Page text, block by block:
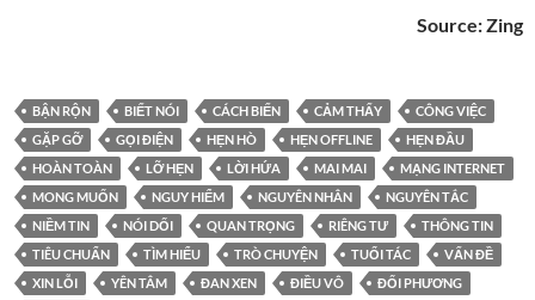
Source:Zing
BẬN RỘN BIẾT NÓI CÁCH BIẾN CẢM THẤY
CÔNG VIỆC
GẶP GỠ
GỌI ĐIỆN HẸN HÒ HẸN OFFLINE
HẸN ĐẦU
HOÀN TOÀN
LỠ HẸN LỜI HỨA MAI MAI
MẠNG INTERNET
MONG MUỐN
NGUY HIỂM NGUYÊN NHÂN
NGUYÊN TẮC
NIỀM TIN
NÓI DỐI QUAN TRỌNG RIÊNG TƯ
THÔNG TIN
TIÊU CHUẨN
TÌM HIỂU TRÒ CHUYỆN TUỔI TÁC
VẤN ĐỀ
XIN LỖI
YÊN TÂM ĐAN XEN ĐIỀU VÔ
ĐỐI PHƯƠNG